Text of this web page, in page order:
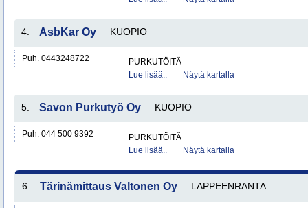
4. AsbKar Oy KUOPIO
Puh. 0443248722
PURKUTÖITÄ
Lue lisää..
Näytä kartalla
5. Savon Purkutyö Oy KUOPIO
Puh. 044 500 9392
PURKUTÖITÄ
Lue lisää..
Näytä kartalla
6. Tärinämittaus Valtonen Oy LAPPEENRANTA